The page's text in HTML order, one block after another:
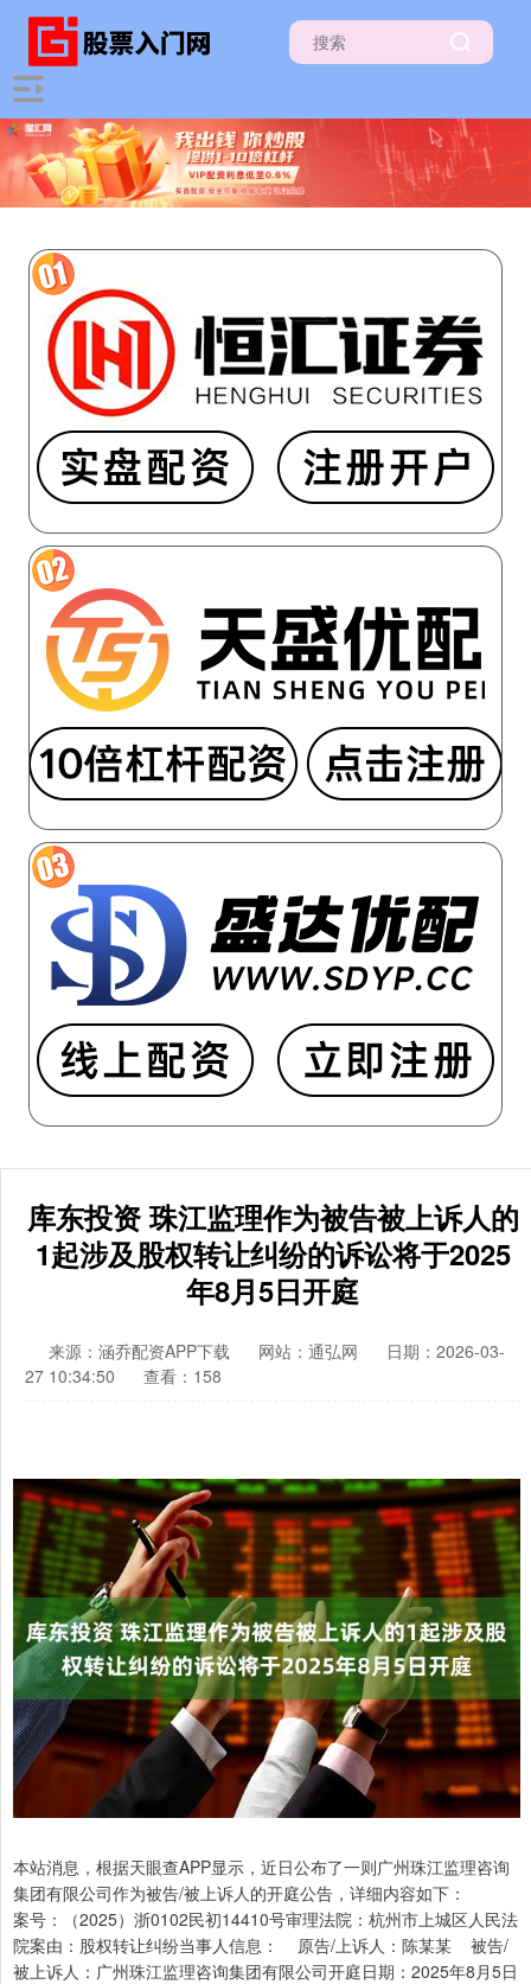
库东投资 珠江监理作为被告被上诉人的
1起涉及股权转让纠纷的诉讼将于2025
年8月5日开庭
来源：涵乔配资APP下载 网站：通弘网
日期：2026-03-
27 10:34:50
查看：158
本站消息，根据天眼查APP显示，近日公布了一则广州珠江监理咨询
集团有限公司作为被告/被上诉人的开庭公告，详细内容如下：
案号：（2025）浙0102民初14410号审理法院：杭州市上城区人民法
院案由：股权转让纠纷当事人信息： 原告/上诉人：陈某某 被告/
被上诉人：广州珠江监理咨询集团有限公司开庭日期：2025年8月5日